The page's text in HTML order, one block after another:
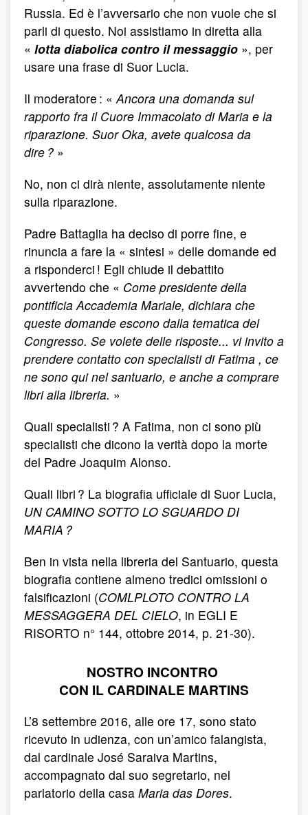
Russia. Ed è l’avversario che non vuole che si
parli di questo. Noi assistiamo in diretta alla
« lotta diabolica contro il messaggio », per
usare una frase di Suor Lucia.
Il moderatore : «Ancora una domanda sul
rapporto fra il Cuore Immacolato di Maria e la
riparazione. Suor Oka, avete qualcosa da
dire ? »
No, non ci dirà niente, assolutamente niente
sulla riparazione.
Padre Battaglia ha deciso di porre fine, e
rinuncia a fare la « sintesi » delle domande ed
a risponderci ! Egli chiude il debattito
avvertendo che « Come presidente della
pontificia Accademia Mariale, dichiara che
queste domande escono dalla tematica del
Congresso. Se volete delle risposte... vi invito a
prendere contatto con specialisti di Fatima , ce
ne sono qui nel santuario, e anche a comprare
libri alla libreria. »
Quali specialisti ? A Fatima, non ci sono più
specialisti che dicono la verità dopo la morte
del Padre Joaquim Alonso.
Quali libri ? La biografia ufficiale di Suor Lucia,
UN CAMINO SOTTO LO SGUARDO DI
MARIA ?
Ben in vista nella libreria del Santuario, questa
biografia contiene almeno tredici omissioni o
falsificazioni (COMLPLOTO CONTRO LA
MESSAGGERA DEL CIELO, in EGLI E
RISORTO n° 144, ottobre 2014, p. 21-30).
NOSTRO INCONTRO
CON IL CARDINALE MARTINS
L’8 settembre 2016, alle ore 17, sono stato
ricevuto in udienza, con un’amico falangista,
dal cardinale José Saraiva Martins,
accompagnato dal suo segretario, nel
parlatorio della casa Maria das Dores.